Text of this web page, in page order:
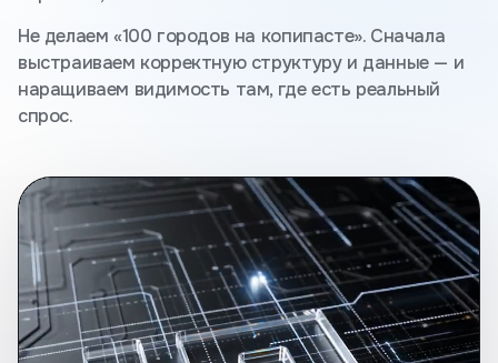
Не делаем «100 городов на копипасте». Сначала
выстраиваем корректную структуру и данные — и
наращиваем видимость там, где есть реальный
спрос.